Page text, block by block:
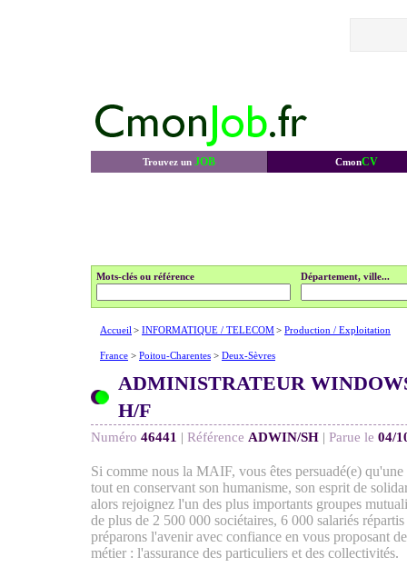
Trouvez un JOB CmonCV
Mots-clés ou référence Département, ville...
Accueil > INFORMATIQUE / TELECOM> Production / Exploitation
France > Poitou-Charentes > Deux-Sèvres
ADMINISTRATEUR
H/F
Numéro 46441 | Référence ADWIN/SH | Parue le 04/
Si comme nous la MAIF, vous êtes persuadé(e)
tout en conservant son humanisme, son esprit de
alors rejoignez l'un des plus importants groupes
de plus de 2 500 000 sociétaires, 6 000 salariés
préparons l'avenir avec confiance en vous proposant
métier : l'assurance des particuliers et des collectivités.